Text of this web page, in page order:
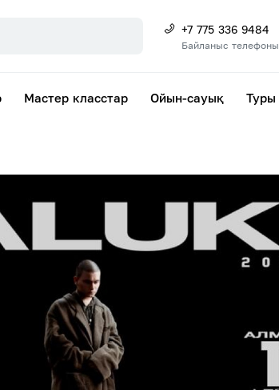
+7 775 336 9484
Байланыс телефоны
Мастер класстар Ойын-сауық Туры